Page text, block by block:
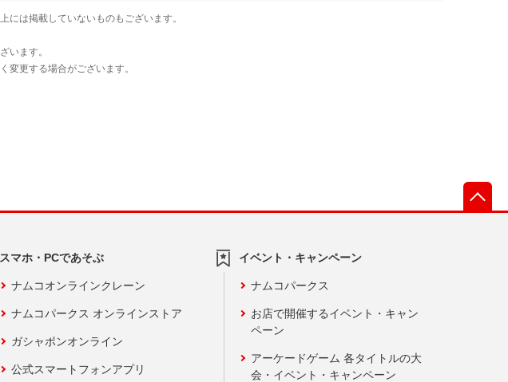
スマホ・PCであそぶ
ナムコオンラインクレーン
ナムコパークス オンラインストア
ガシャポンオンライン
公式スマートフォンアプリ
イベント・キャンペーン
ナムコパークス
お店で開催するイベント・キャン
ペーン
アーケードゲーム 各タイトルの大
会・イベント・キャンペーン